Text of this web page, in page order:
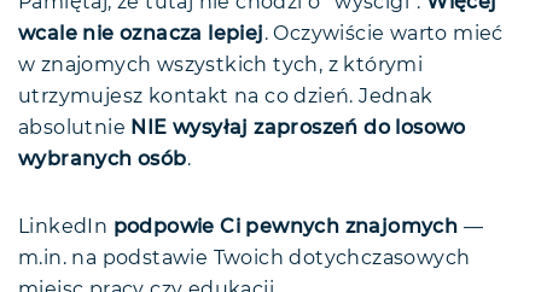
wcale nie oznacza lepiej. Oczywiście warto mieć
w znajomych wszystkich tych, z którymi
utrzymujesz kontakt na co dzień. Jednak
absolutnie NIE wysyłaj zaproszeń do losowo
wybranych osób.
LinkedIn podpowie Ci pewnych znajomych —
m.in. na podstawie Twoich dotychczasowych